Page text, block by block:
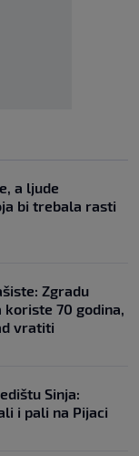
a ljude
bi trebala rasti
Zgradu
70 godina,
vratiti
Sinja:
i pali na Pijaci